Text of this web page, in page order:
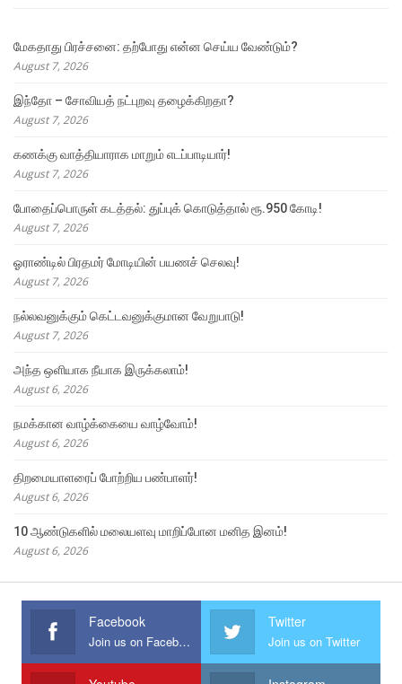
மேகதாது பிரச்சனை: தற்போது என்ன செய்ய வேண்டும்?
August 7, 2026
இந்தோ – சோவியத் நட்புறவு தழைக்கிறதா?
August 7, 2026
கணக்கு வாத்தியாராக மாறும் எடப்பாடியார்!
August 7, 2026
போதைப்பொருள் கடத்தல்: துப்புக் கொடுத்தால் ரூ.950 கோடி!
August 7, 2026
ஓராண்டில் பிரதமர் மோடியின் பயணச் செலவு!
August 7, 2026
நல்லவனுக்கும் கெட்டவனுக்குமான வேறுபாடு!
August 7, 2026
அந்த ஒளியாக நீயாக இருக்கலாம்!
August 6, 2026
நமக்கான வாழ்க்கையை வாழ்வோம்!
August 6, 2026
திறமையாளரைப் போற்றிய பண்பாளர்!
August 6, 2026
10 ஆண்டுகளில் மலையளவு மாறிப்போன மனித இனம்!
August 6, 2026
Facebook
Join us on Facebook
Twitter
Join us on Twitter